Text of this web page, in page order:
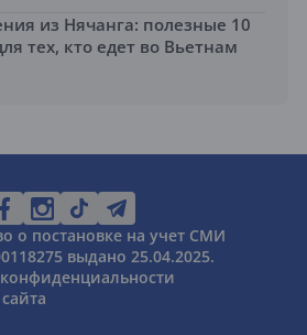
из Нячанга: полезные 10
тех, кто едет во Вьетнам
о постановке на учет СМИ
выдано 25.04.2025.